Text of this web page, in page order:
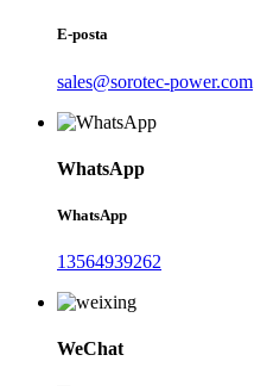
E-posta
sales@sorotec-power.com
WhatsApp
WhatsApp
13564939262
WeChat